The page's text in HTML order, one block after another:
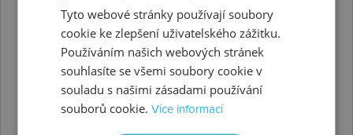
Tyto webové stránky používají soubory
cookie ke zlepšení uživatelského zážitku.
Používáním našich webových stránek
souhlasíte se všemi soubory cookie v
souladu s našimi zásadami používání
souborů cookie.Více informací